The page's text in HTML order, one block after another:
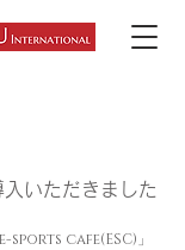
入いただきました
sports cafe(ESC)」